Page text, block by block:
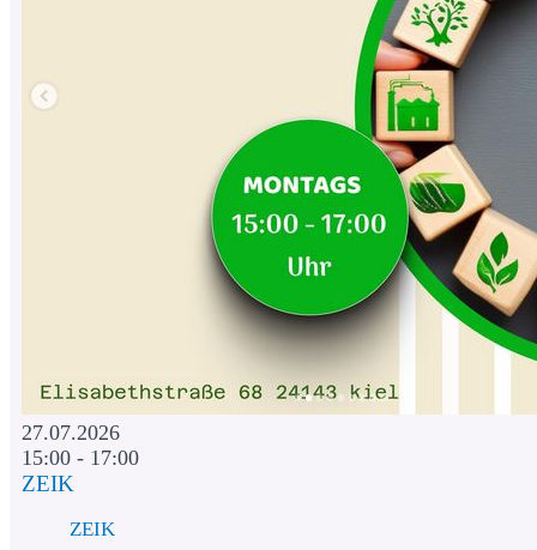
27.07.2026
15:00 - 17:00
ZEIK
ZEIK